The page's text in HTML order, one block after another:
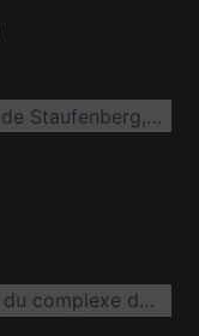
Les vignobles autour du château de Staufenberg, vus du sud
Vignobles du domaine viticole et du complexe du château de Staufenberg